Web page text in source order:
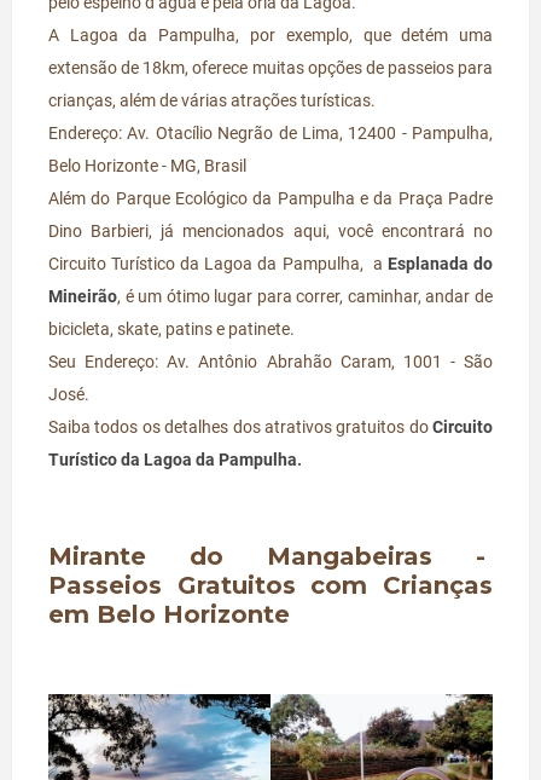
A Lagoa da Pampulha, por exemplo, que detém uma
extensão de 18km, oferece muitas opções de passeios para
crianças, além de várias atrações turísticas.
Endereço: Av. Otacílio Negrão de Lima, 12400 - Pampulha,
Belo Horizonte - MG, Brasil
Além do Parque Ecológico da Pampulha e da Praça Padre
Dino Barbieri, já mencionados aqui, você encontrará no
Circuito Turístico da Lagoa da Pampulha, a Esplanada do
Mineirão, é um ótimo lugar para correr, caminhar, andar de
bicicleta, skate, patins e patinete.
Seu Endereço: Av. Antônio Abrahão Caram, 1001 - São
José.
Saiba todos os detalhes dos atrativos gratuitos doCircuito
Turístico da Lagoa da Pampulha.
Mirante do Mangabeiras -
Passeios Gratuitos com Crianças
em Belo Horizonte